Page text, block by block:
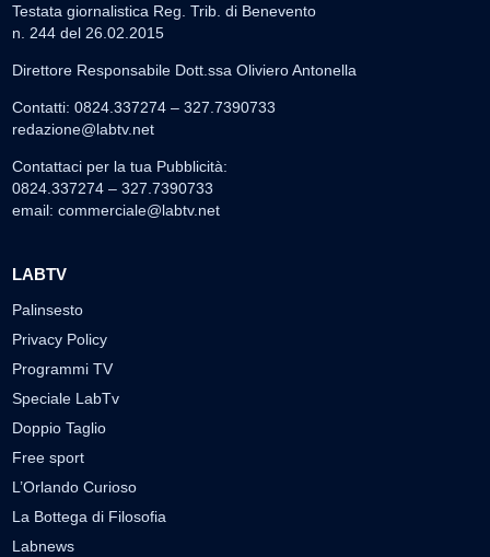
Testata giornalistica Reg. Trib. di Benevento
n. 244 del 26.02.2015
Direttore Responsabile Dott.ssa Oliviero Antonella
Contatti: 0824.337274 – 327.7390733
redazione@labtv.net
Contattaci per la tua Pubblicità:
0824.337274 – 327.7390733
email: commerciale@labtv.net
LABTV
Palinsesto
Privacy Policy
Programmi TV
Speciale LabTv
Doppio Taglio
Free sport
L’Orlando Curioso
La Bottega di Filosofia
Labnews